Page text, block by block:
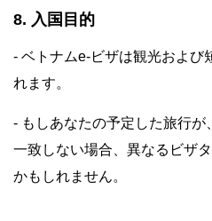
8. 入国目的
- ベトナムe-ビザは観光および
れます。
- もしあなたの予定した旅行が
一致しない場合、異なるビザ
かもしれません。